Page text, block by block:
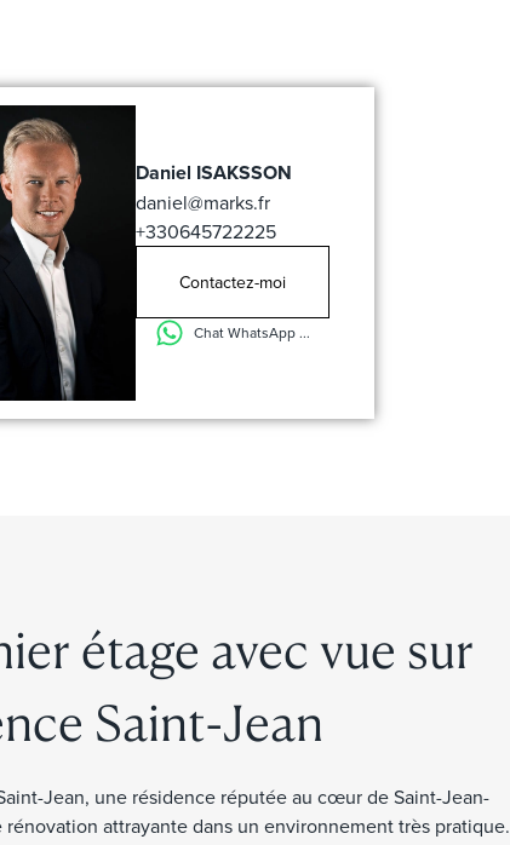
Daniel ISAKSSON
daniel@marks.fr
+330645722225
Contactez-moi
Chat WhatsApp ...
étage avec vue sur
Saint-Jean
Jean, une résidence réputée au cœur de Saint-Jean-
attrayante dans un environnement très pratique.